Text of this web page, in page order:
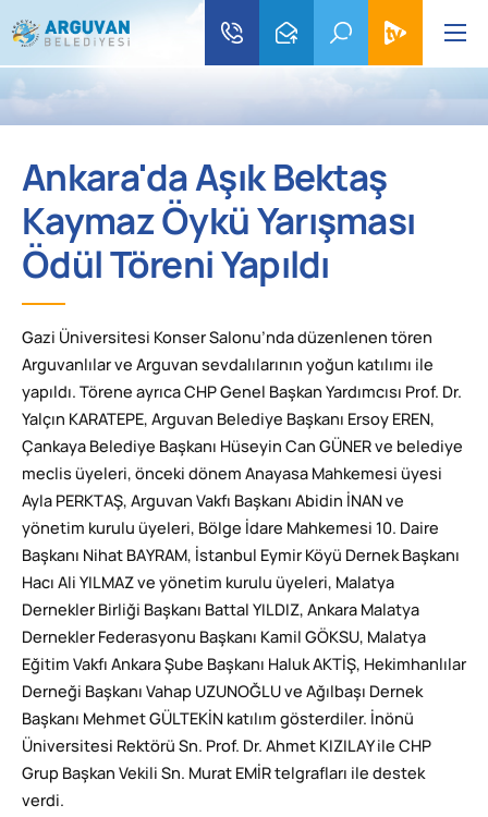
Ankara'da Aşık Bektaş
Kaymaz Öykü Yarışması
Ödül Töreni Yapıldı
Gazi Üniversitesi Konser Salonu’nda düzenlenen tören
Arguvanlılar ve Arguvan sevdalılarının yoğun katılımı ile
yapıldı. Törene ayrıca CHP Genel Başkan Yardımcısı Prof. Dr.
Yalçın KARATEPE, Arguvan Belediye Başkanı Ersoy EREN,
Çankaya Belediye Başkanı Hüseyin Can GÜNER ve belediye
meclis üyeleri, önceki dönem Anayasa Mahkemesi üyesi
Ayla PERKTAŞ, Arguvan Vakfı Başkanı Abidin İNAN ve
yönetim kurulu üyeleri, Bölge İdare Mahkemesi 10. Daire
Başkanı Nihat BAYRAM, İstanbul Eymir Köyü Dernek Başkanı
Hacı Ali YILMAZ ve yönetim kurulu üyeleri, Malatya
Dernekler Birliği Başkanı Battal YILDIZ, Ankara Malatya
Dernekler Federasyonu Başkanı Kamil GÖKSU, Malatya
Eğitim Vakfı Ankara Şube Başkanı Haluk AKTİŞ, Hekimhanlılar
Derneği Başkanı Vahap UZUNOĞLU ve Ağılbaşı Dernek
Başkanı Mehmet GÜLTEKİN katılım gösterdiler. İnönü
Üniversitesi Rektörü Sn. Prof. Dr. Ahmet KIZILAY ile CHP
Grup Başkan Vekili Sn. Murat EMİR telgrafları ile destek
verdi.